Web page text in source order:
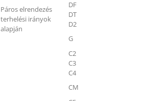
Páros elrendezés
terhelési irányok
alapján
DF
DT
D2
G
C2
C3
C4
CM